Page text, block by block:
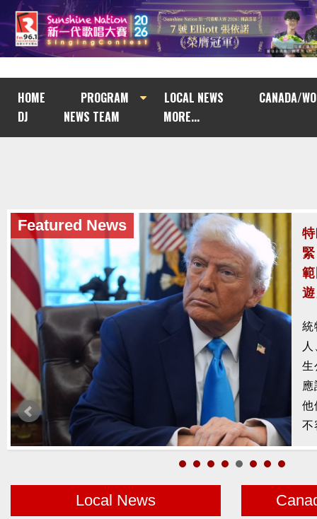
HOME PROGRAM LOCAL NEWS
CANADA/
DJ
NEWS TEAM MORE...
Featured News
槍
示
者
Local News